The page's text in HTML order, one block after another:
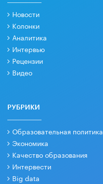
Новости
Колонки
Аналитика
Интервью
Рецензии
Видео
РУБРИКИ
Образовательная политика
Экономика
Качество образования
Интервести
Big data